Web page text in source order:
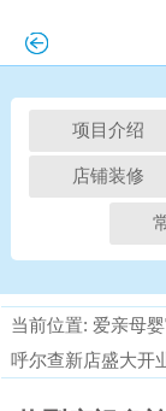
项目介绍
店铺装修
当前位置: 爱亲母
呼尔查新店盛大开